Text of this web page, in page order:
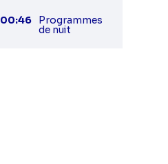
00:46 Programmes
de nuit